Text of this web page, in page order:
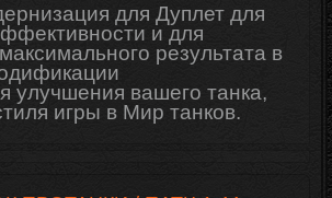
для Дуплет для
и для
результата в
улучшения вашего танка,
игры в Мир танков.